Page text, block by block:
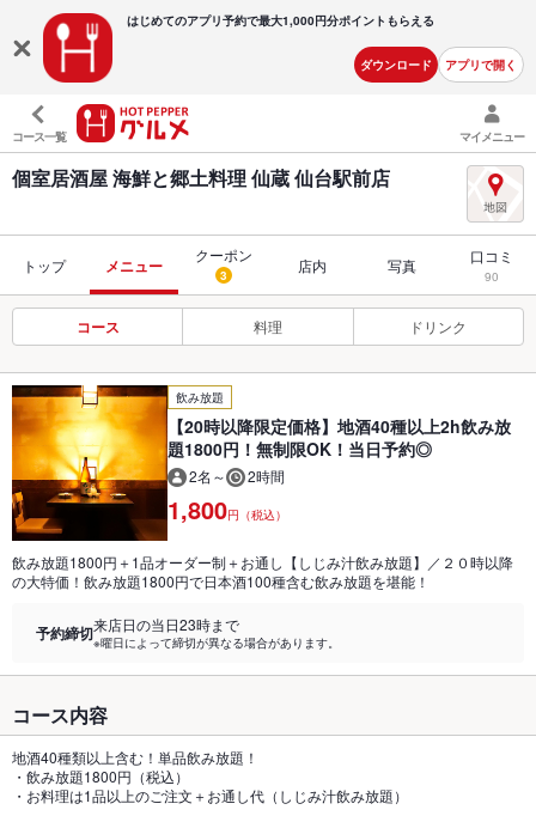
はじめてのアプリ予約で最大1,000円分ポイントもらえる
ダウンロード アプリで開く
コース一覧 マイメニュー
個室居酒屋 海鮮と郷土料理 仙蔵 仙台駅前店
トップ メニュー
クーポン
3 店内 写真 口コミ
90
コース 料理 ドリンク
飲み放題
【20時以降限定価格】地酒40種以上2h飲み放
題1800円！無制限OK！当日予約◎
2名～ 2時間
1,800円（税込）
飲み放題1800円＋1品オーダー制＋お通し【しじみ汁飲み放題】／２０時以降
の大特価！飲み放題1800円で日本酒100種含む飲み放題を堪能！
予約締切来店日の当日23時まで
※曜日によって締切が異なる場合があります。
コース内容
地酒40種類以上含む！単品飲み放題！
・飲み放題1800円（税込）
・お料理は1品以上のご注文＋お通し代（しじみ汁飲み放題）